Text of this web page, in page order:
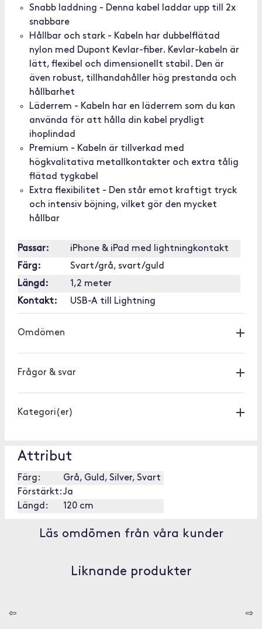
Snabb laddning - Denna kabel laddar upp till 2x
snabbare
Hållbar och stark - Kabeln har dubbelflätad
nylon med Dupont Kevlar-fiber. Kevlar-kabeln är
lätt, flexibel och dimensionellt stabil. Den är
även robust, tillhandahåller hög prestanda och
hållbarhet
Läderrem - Kabeln har en läderrem som du kan
använda för att hålla din kabel prydligt
ihoplindad
Premium - Kabeln är tillverkad med
högkvalitativa metallkontakter och extra tålig
flätad tygkabel
Extra flexibilitet - Den står emot kraftigt tryck
och intensiv böjning, vilket gör den mycket
hållbar
Passar:
iPhone & iPad med lightningkontakt
Färg:
Svart/grå, svart/guld
Längd:
1,2 meter
Kontakt:
USB-A till Lightning
Omdömen
Frågor & svar
Kategori(er)
Attribut
Färg:
Grå, Guld, Silver, Svart
Förstärkt:Ja
Längd:
120 cm
Läs omdömen från våra kunder
Liknande produkter
⇦ ⇨